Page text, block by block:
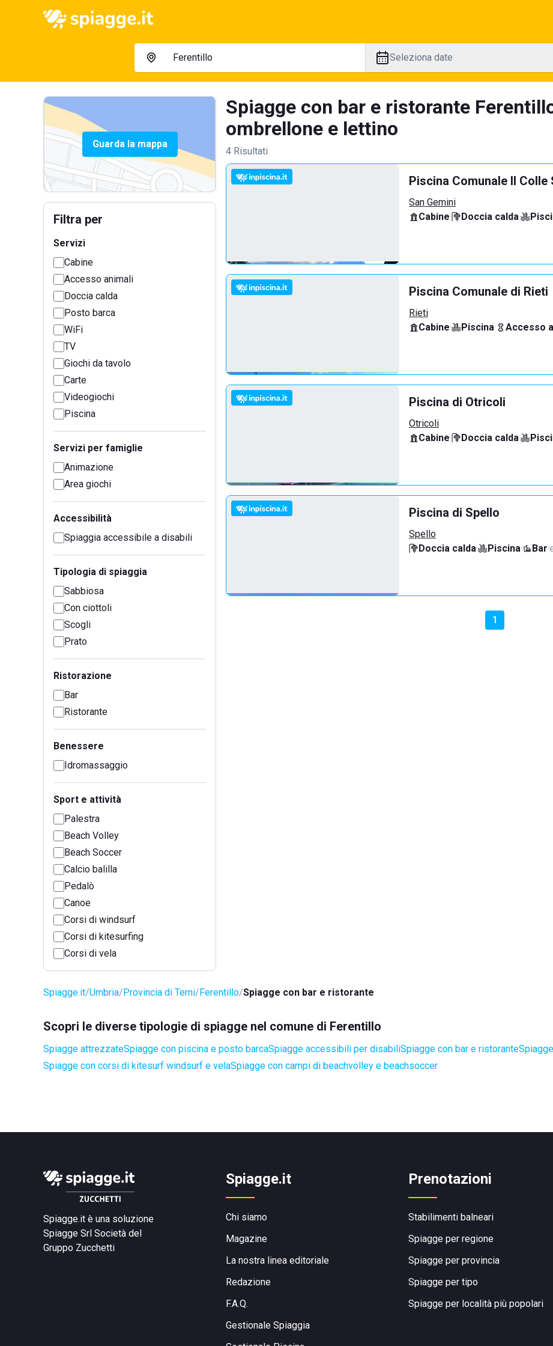
Seleziona date
Guarda la mappa
Filtra per
Servizi
Cabine
Accesso animali
Doccia calda
Posto barca
WiFi
TV
Giochi da tavolo
Carte
Videogiochi
Piscina
Servizi per famiglie
Animazione
Area giochi
Accessibilità
Spiaggia accessibile a disabili
Tipologia di spiaggia
Sabbiosa
Con ciottoli
Scogli
Prato
Ristorazione
Bar
Ristorante
Benessere
Idromassaggio
Sport e attività
Palestra
Beach Volley
Beach Soccer
Calcio balilla
Pedalò
Canoe
Corsi di windsurf
Corsi di kitesurfing
Corsi di vela
Spiagge con bar e ristorante
ombrellone e lettino
4 Risultati
Piscina Comunale Il Colle
San Gemini
Cabine· Doccia calda·
Piscina Comunale di Rieti
Rieti
Cabine· Piscina· Accesso
Piscina di Otricoli
Otricoli
Cabine· Doccia calda·
Piscina di Spello
Spello
Doccia calda· Piscina· Bar·
1
Spiagge.it Umbria Provincia di Terni Ferentillo Spiagge con bar e ristorante
Scopri le diverse tipologie di spiagge nel comune di Ferentillo
Spiagge attrezzateSpiagge con piscina e posto barcaSpiagge accessibili per disabiliSpiagge con bar e ristorante
Spiagge con corsi di kitesurf windsurf e velaSpiagge con campi di beachvolley e beachsoccer
Spiagge.it è una soluzione
Spiagge Srl Società del
Gruppo Zucchetti
Spiagge.it
Chi siamo
Magazine
La nostra linea editoriale
Redazione
F.A.Q.
Gestionale Spiaggia
Prenotazioni
Stabilimenti balneari
Spiagge per regione
Spiagge per provincia
Spiagge per tipo
Spiagge per località più popolari